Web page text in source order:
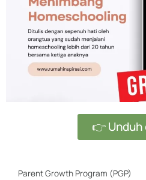
👉 Unduh
Parent Growth Program (PGP)